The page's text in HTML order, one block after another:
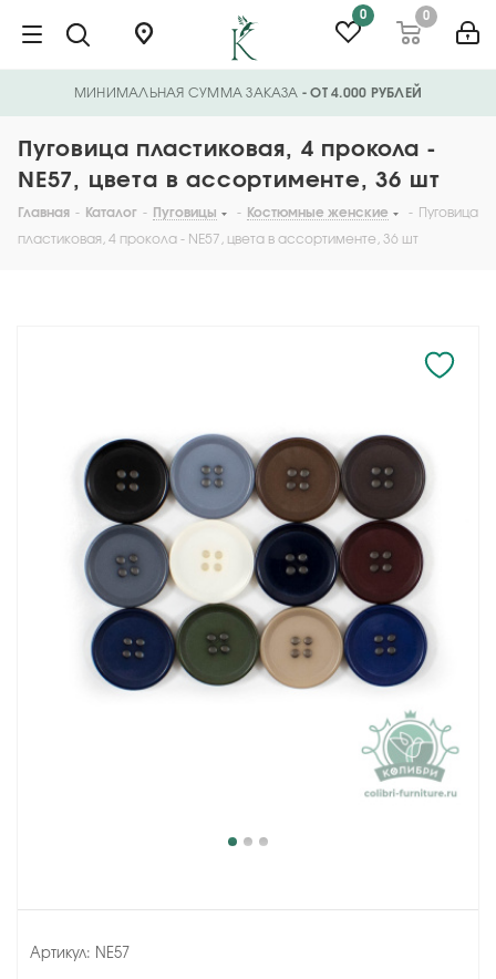
0 0
МИНИМАЛЬНАЯ СУММА ЗАКАЗА - ОТ 4.000 РУБЛЕЙ
Пуговица пластиковая, 4 прокола -
NE57, цвета в ассортименте, 36 шт
Главная - Каталог - Пуговицы - Костюмные женские - Пуговица
пластиковая, 4 прокола - NE57, цвета в ассортименте, 36 шт
Артикул: NE57